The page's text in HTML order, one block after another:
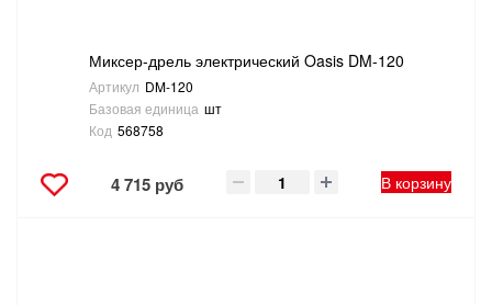
ЭЛЕКТРОМОНТАЖНЫЕ ТОВАРЫ, СВЕТОТЕХНИКА
Миксер-дрель электрический Oasis DM-120
Артикул DM-120
Базовая единица шт
Код 568758
4 715 руб В корзину